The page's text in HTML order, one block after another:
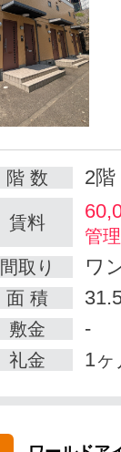
階 数 2階
賃料
管
間取り
ワ
面 積
敷金 -
礼金 1ヶ